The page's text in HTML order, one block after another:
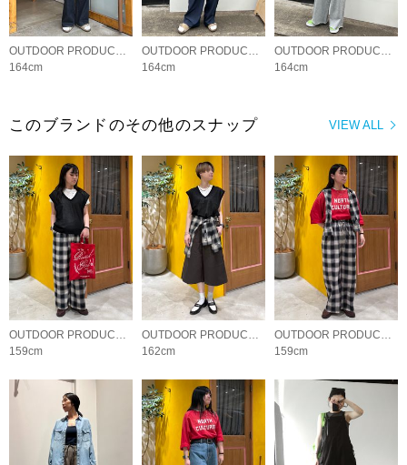
OUTDOOR PRODUCTS Usual Things
164cm
OUTDOOR PRODUCTS Usual Things
164cm
OUTDOOR PRODUCTS Usual Things
164cm
VIEW ALL
このブランドのその他のスナップ
OUTDOOR PRODUCTS Usual Things
159cm
OUTDOOR PRODUCTS Usual Things
162cm
OUTDOOR PRODUCTS Usual Things
159cm